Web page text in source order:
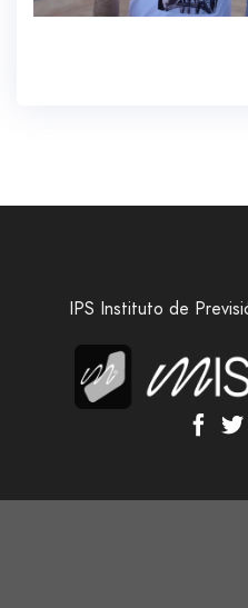
IPS Instituto de